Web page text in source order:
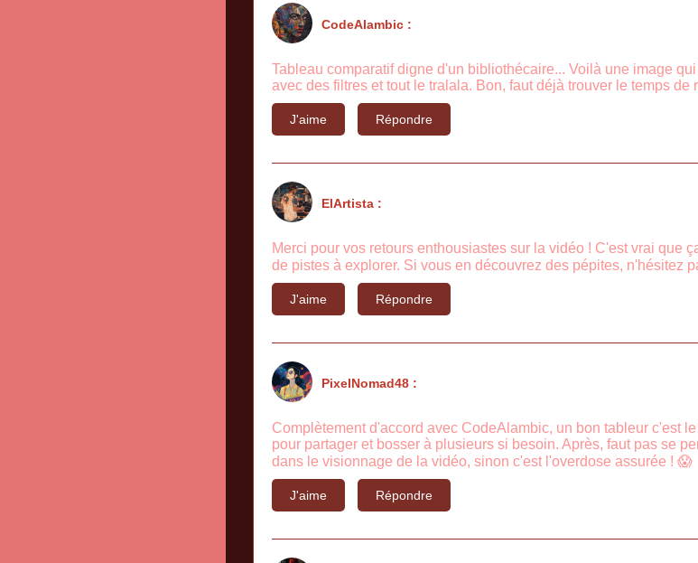
CodeAlambic :
Tableau comparatif digne d'un bibliothécaire... Voilà une image
avec des filtres et tout le tralala. Bon, faut déjà trouver le temps
J'aime Répondre
ElArtista :
Merci pour vos retours enthousiastes sur la vidéo ! C'est vrai que
de pistes à explorer. Si vous en découvrez des pépites, n'hésitez
J'aime Répondre
PixelNomad48 :
Complètement d'accord avec CodeAlambic, un bon tableur c'est
pour partager et bosser à plusieurs si besoin. Après, faut pas se
dans le visionnage de la vidéo, sinon c'est l'overdose assurée ! 😱
J'aime Répondre